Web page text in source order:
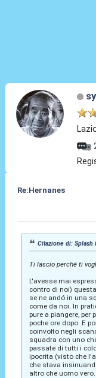
Re:Hernanes
Citazione di:
Ti lascio perché ti
L'avesse mai
contro di noi)
se ne andó in una
come da noi. In
pure a piangere,
poche ore dopo. E
coinvolto negli
squadra con uno
passate di tutti i
ipocrita (visto che
che stava
altro che uomo vero.